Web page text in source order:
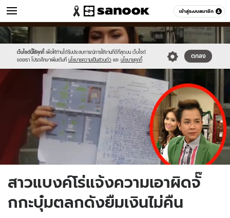
เข้าสู่ระบบสมาชิก
ข่าว หมวดอื่นๆ
เว็บไซต์นี้ใช้คุกกี้ เพื่อให้ท่านได้รับประสบการณ์การใช้งานที่ดีที่สุดบน เว็บไซต์
ของเรา โปรดศึกษาเพิ่มเติมที่ นโยบายความเป็นส่วนตัว และ นโยบายคุกกี้
ตกลง
Sanook
//s.isanook.com/sr/0/images/logo-
new-
sanook.png
600
60
//s.isanook.com/ns/0/ud/404/2023846/710747-
01.jpg
สาวแบงค์โร่แจ้งความเอาผิดจั๊
กกะบุ๋มตลกดังยืมเงินไม่คืน